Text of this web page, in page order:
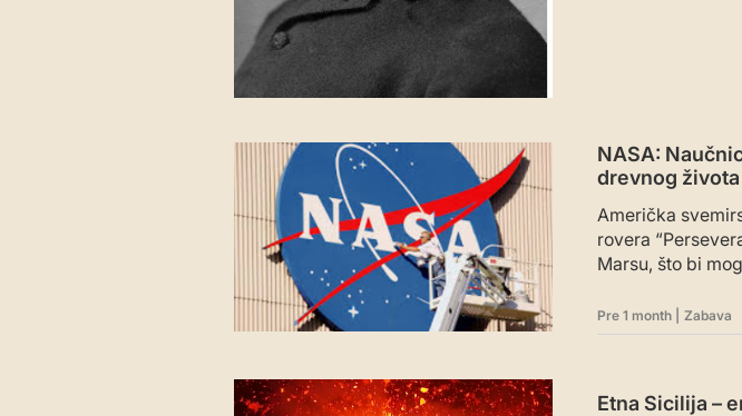
NASA:
drevnog života
Američka
rovera
Marsu, što bi
Pre 1 month Zabava
Etna Sicilija –